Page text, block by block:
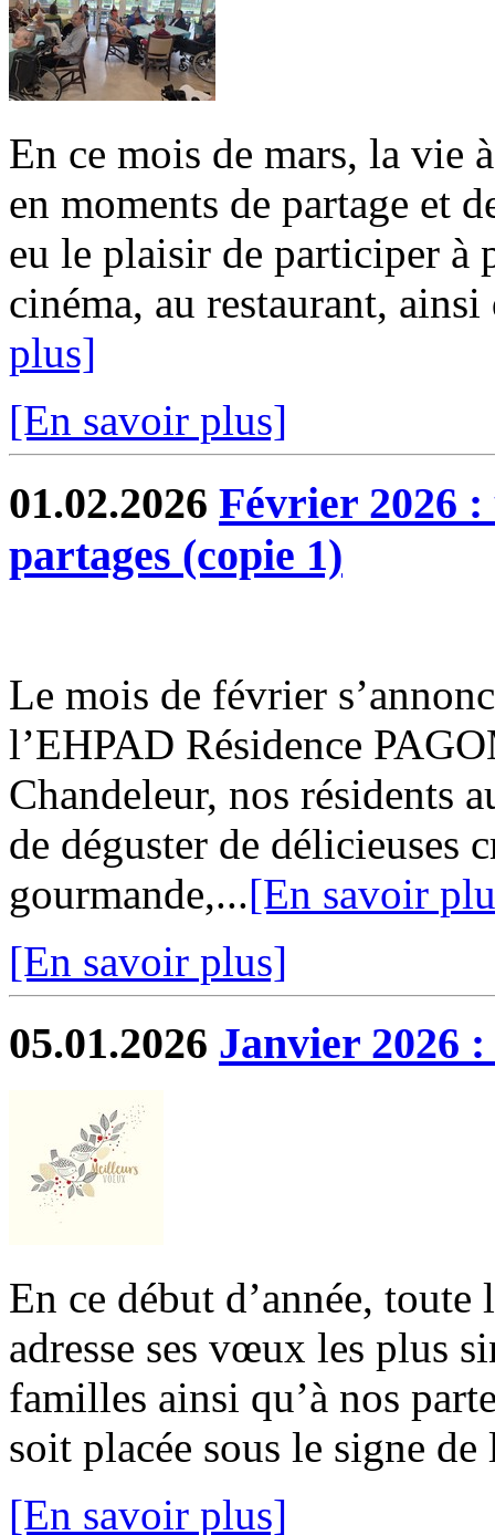
En ce mois de mars, la vie
en moments de partage et
eu le plaisir de participer à
cinéma, au restaurant,
plus]
[En savoir plus]
01.02.2026 Février 2026
partages (copie 1)
Le mois de février
l’EHPAD Résidence
Chandeleur, nos résidents
de déguster de délicieuses
gourmande,...[En savoir
[En savoir plus]
05.01.2026 Janvier 2026 :
En ce début d’année, toute
adresse ses vœux les plus
familles ainsi qu’à nos
soit placée sous le signe de
[En savoir plus]